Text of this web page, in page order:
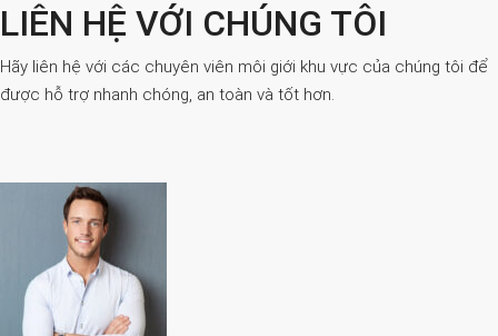
LIÊN HỆ VỚI CHÚNG TÔI
Hãy liên hệ với các chuyên viên môi giới khu vực của chúng tôi để
được hỗ trợ nhanh chóng, an toàn và tốt hơn.